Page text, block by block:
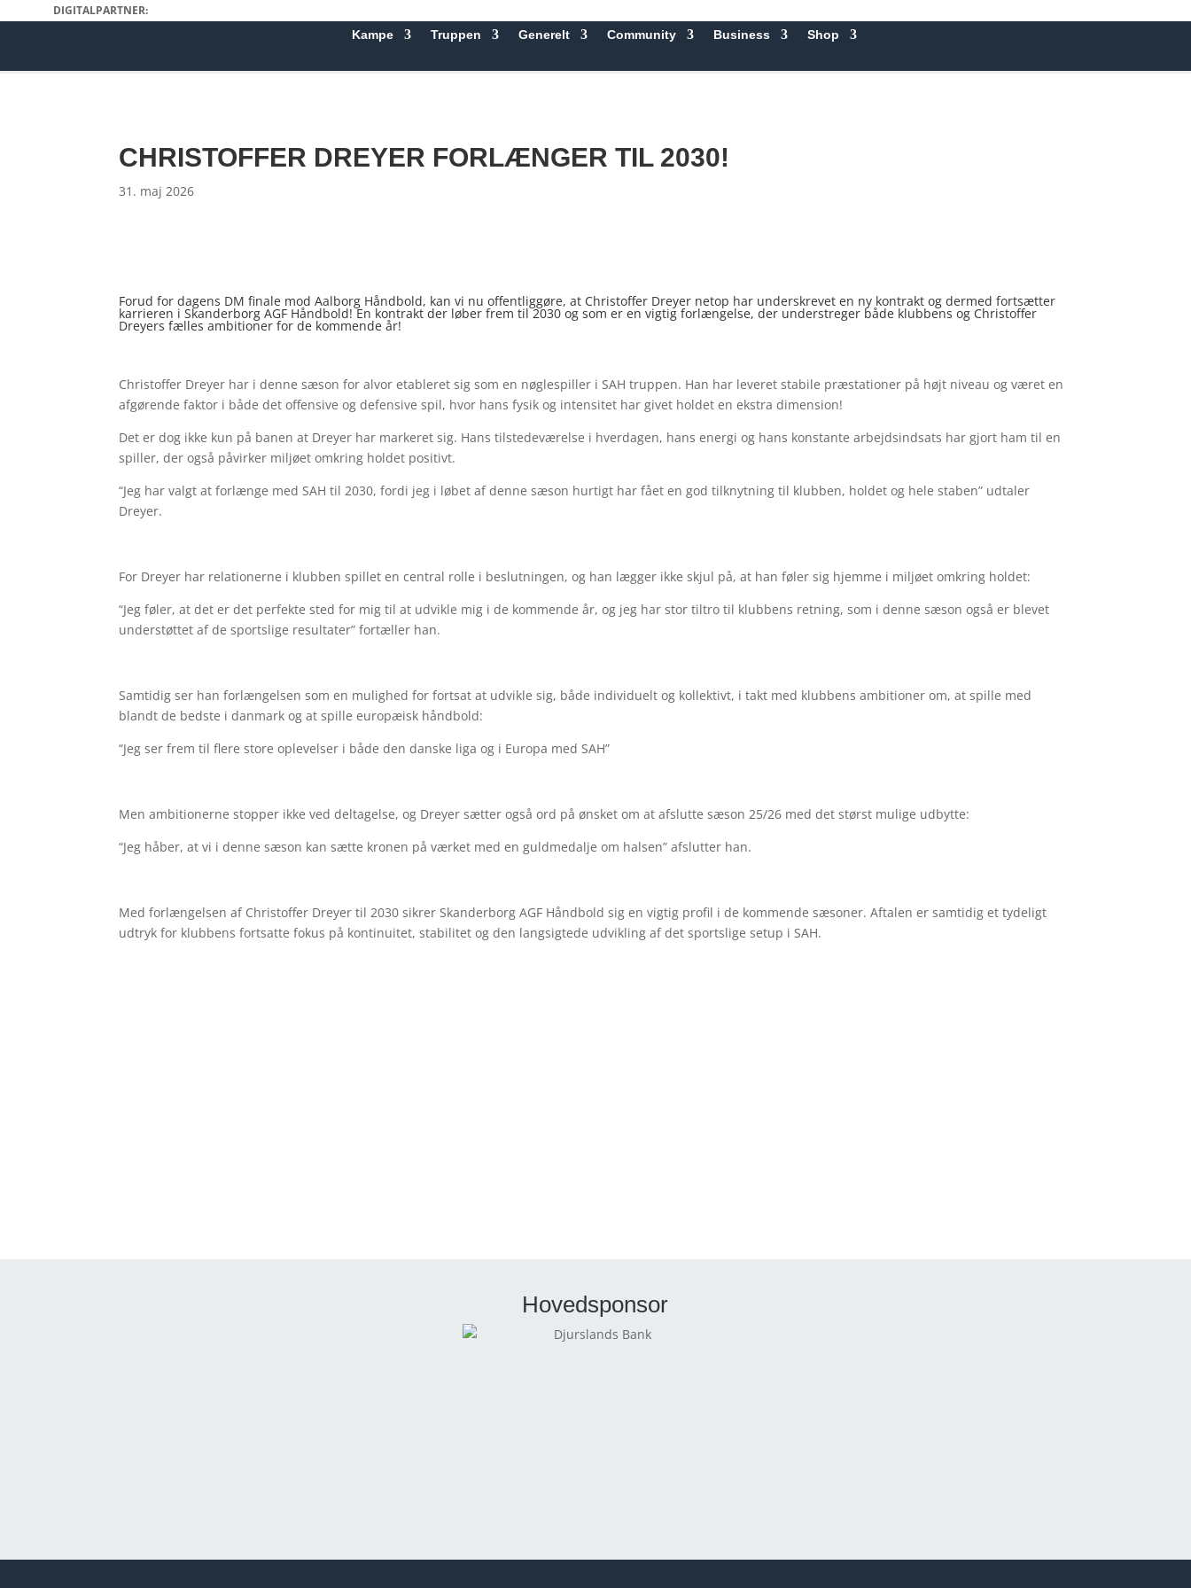
DIGITALPARTNER:
Kampe Truppen Generelt Community Business Shop
CHRISTOFFER DREYER FORLÆNGER TIL 2030!
31. maj 2026
Forud for dagens DM finale mod Aalborg Håndbold, kan vi nu offentliggøre, at Christoffer Dreyer netop har underskrevet en ny kontrakt og dermed fortsætter
karrieren i Skanderborg AGF Håndbold! En kontrakt der løber frem til 2030 og som er en vigtig forlængelse, der understreger både klubbens og Christoffer
Dreyers fælles ambitioner for de kommende år!
Christoffer Dreyer har i denne sæson for alvor etableret sig som en nøglespiller i SAH truppen. Han har leveret stabile præstationer på højt niveau og været en
afgørende faktor i både det offensive og defensive spil, hvor hans fysik og intensitet har givet holdet en ekstra dimension!
Det er dog ikke kun på banen at Dreyer har markeret sig. Hans tilstedeværelse i hverdagen, hans energi og hans konstante arbejdsindsats har gjort ham til en
spiller, der også påvirker miljøet omkring holdet positivt.
“Jeg har valgt at forlænge med SAH til 2030, fordi jeg i løbet af denne sæson hurtigt har fået en god tilknytning til klubben, holdet og hele staben” udtaler
Dreyer.
For Dreyer har relationerne i klubben spillet en central rolle i beslutningen, og han lægger ikke skjul på, at han føler sig hjemme i miljøet omkring holdet:
“Jeg føler, at det er det perfekte sted for mig til at udvikle mig i de kommende år, og jeg har stor tiltro til klubbens retning, som i denne sæson også er blevet
understøttet af de sportslige resultater” fortæller han.
Samtidig ser han forlængelsen som en mulighed for fortsat at udvikle sig, både individuelt og kollektivt, i takt med klubbens ambitioner om, at spille med
blandt de bedste i danmark og at spille europæisk håndbold:
“Jeg ser frem til flere store oplevelser i både den danske liga og i Europa med SAH”
Men ambitionerne stopper ikke ved deltagelse, og Dreyer sætter også ord på ønsket om at afslutte sæson 25/26 med det størst mulige udbytte:
“Jeg håber, at vi i denne sæson kan sætte kronen på værket med en guldmedalje om halsen” afslutter han.
Med forlængelsen af Christoffer Dreyer til 2030 sikrer Skanderborg AGF Håndbold sig en vigtig profil i de kommende sæsoner. Aftalen er samtidig et tydeligt
udtryk for klubbens fortsatte fokus på kontinuitet, stabilitet og den langsigtede udvikling af det sportslige setup i SAH.
Hovedsponsor